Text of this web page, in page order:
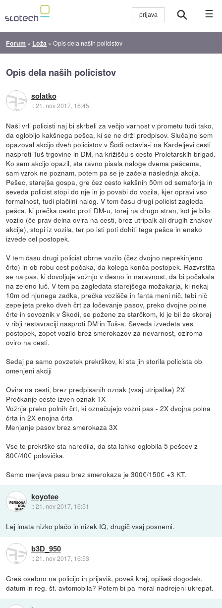
☰
Forum » Loža »Opis dela naših policistov
Opis dela naših policistov
solatko
::21. nov 2017, 16:45
Naši vrli policisti naj bi skrbeli za večjo varnost v prometu tudi tako,
da oglobijo kakšnega pešca, ki se ne drži predpisov. Slučajno sem
opazoval akcijo dveh policistov v Šodi octavia-i na Kardeljevi cesti
nasproti Tuš trgovine in DM, na križišču s cesto Proletarskih brigad.
Ko sem akcijo opazil, sta ravno pisala naloge dvema pešcema,
sam vzrok ne poznam, potem pa se je začela naslednja akcija.
Pešec, starejša gospa, gre čez cesto kakšnih 50m od semaforja in
seveda policist stopi do nje in jo povabi do vozila, kjer opravi vso
formalnost, tudi plačilni nalog. V tem času drugi policist zagleda
pešca, ki prečka cesto proti DM-u, torej na drugo stran, kot je bilo
vozilo (če prav delna ovira na cesti, brez utripalk ali drugih znakov
akcije), stopi iz vozila, ter po isti poti dohiti tega pešca in enako
izvede cel postopek.
V tem času drugi policist obrne vozilo (čez dvojno neprekinjeno
črto) in ob robu cest počaka, da kolega konča postopek. Razvrstita
se na pas, ki dovoljuje vožnjo v desno in naravnost, da bi počakala
na zeleno luč. V tem pa zagledata starejšega možakarja, ki nekaj
10m od njunega zadka, prečka vozišče in fanta meni nič, tebi nič
zepeljeta preko dveh črt za ločevanje pasov, preko dvojne polne
črte in sovoznik v Škodi, se požene za starčkom, ki je bil že skoraj
v ribji restavraciji nasproti DM in Tuš-a. Seveda izvedeta ves
postopek, zopet vozilo brez smerokazov za nevarnost, oziroma
oviro na cesti.
Sedaj pa samo povzetek prekrškov, ki sta jih storila policista ob
omenjeni akciji
Ovira na cesti, brez predpisanih oznak (vsaj utripalke) 2X
Prečkanje ceste izven oznak 1X
Vožnja preko polnih črt, ki označujejo vozni pas - 2X dvojna polna
črta in 2X enojna črta
Menjanje pasov brez smerokaza 3X
Vse te prekrške sta naredila, da sta lahko oglobila 5 pešcev z
80€/40€ polovička.
Samo menjava pasu brez smerokaza je 300€/150€ +3 KT.
koyotee
::21. nov 2017, 16:51
Lej imata nizko plačo in nizek IQ, drugič vsaj posnemi.
b3D_950
::21. nov 2017, 16:53
Greš osebno na policijo in prijaviš, poveš kraj, opišeš dogodek,
datum in reg. št. avtomobila? Potem bi pa moral nadrejeni ukrepat.